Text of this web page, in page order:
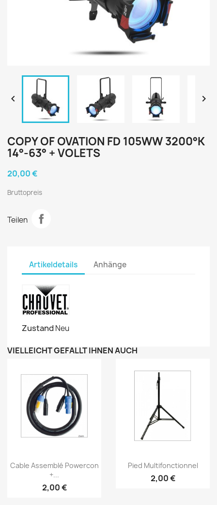
 
COPY OF OVATION FD 105WW 3200°K
14°-63° + VOLETS
20,00 €
Bruttopreis
Teilen
Artikeldetails Anhänge
Zustand Neu
VIELLEICHT GEFÄLLT IHNEN AUCH
Vorschau
Cable Assemblé Powercon
+...
2,00 €
Vorschau
Pied Multifonctionnel
2,00 €